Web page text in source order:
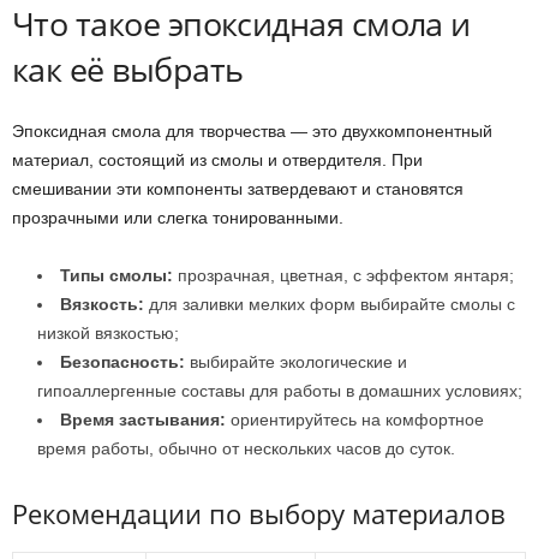
Что такое эпоксидная смола и
как её выбрать
Эпоксидная смола для творчества — это двухкомпонентный
материал, состоящий из смолы и отвердителя. При
смешивании эти компоненты затвердевают и становятся
прозрачными или слегка тонированными.
Типы смолы: прозрачная, цветная, с эффектом янтаря;
Вязкость: для заливки мелких форм выбирайте смолы с
низкой вязкостью;
Безопасность: выбирайте экологические и
гипоаллергенные составы для работы в домашних условиях;
Время застывания: ориентируйтесь на комфортное
время работы, обычно от нескольких часов до суток.
Рекомендации по выбору материалов